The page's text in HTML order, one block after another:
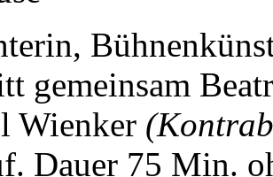
gemeinsam
Wienker
Dauer 75 Min.